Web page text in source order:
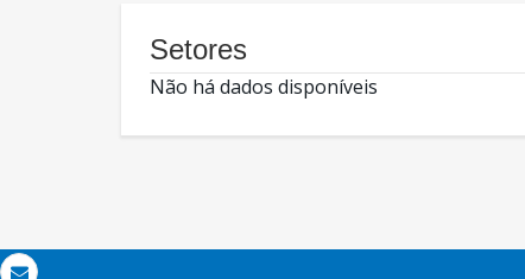
Setores
Não há dados disponíveis